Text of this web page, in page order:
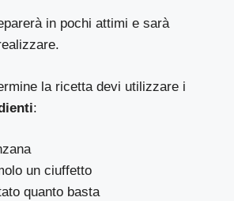
in pochi attimi e sarà
la ricetta devi utilizzare i
:
un ciuffetto
quanto basta